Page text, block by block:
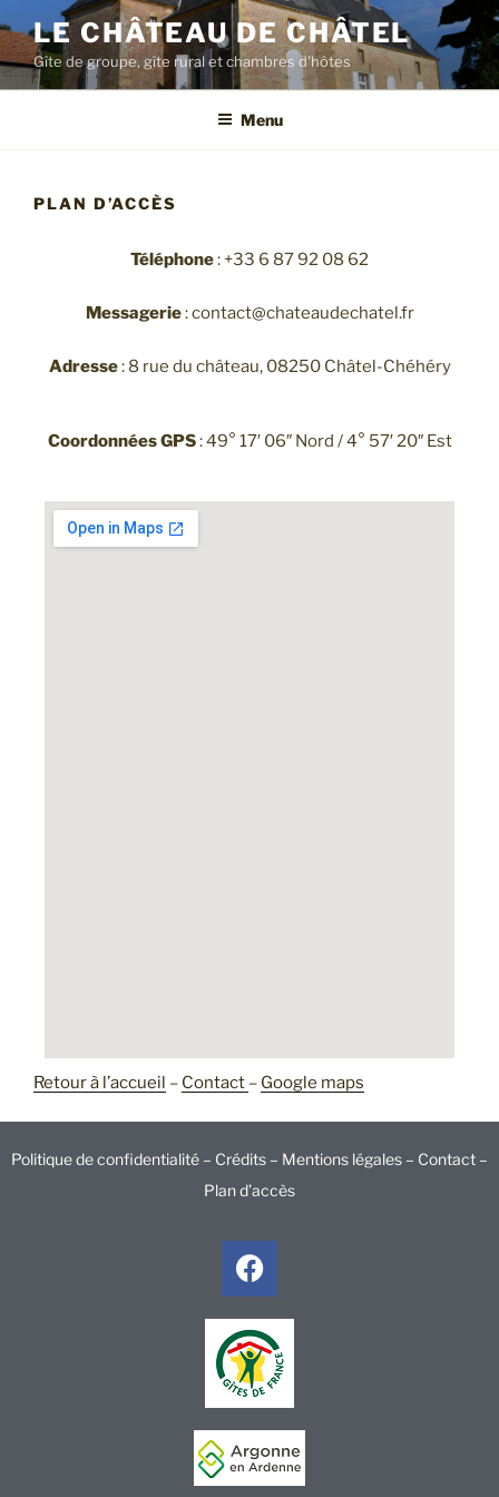
LE CHÂTEAU DE CHÂTEL
Gîte de groupe, gîte rural et chambres d'hôtes
Menu
PLAN D’ACCÈS
Téléphone: +33 6 87 92 08 62
Messagerie: contact@chateaudechatel.fr
Adresse: 8 rue du château, 08250 Châtel-Chéhéry
Coordonnées GPS: 49° 17′ 06″ Nord / 4° 57′ 20″ Est
Retour à l’accueil – Contact – Google maps
Politique de confidentialité – Crédits – Mentions légales – Contact –
Plan d’accès